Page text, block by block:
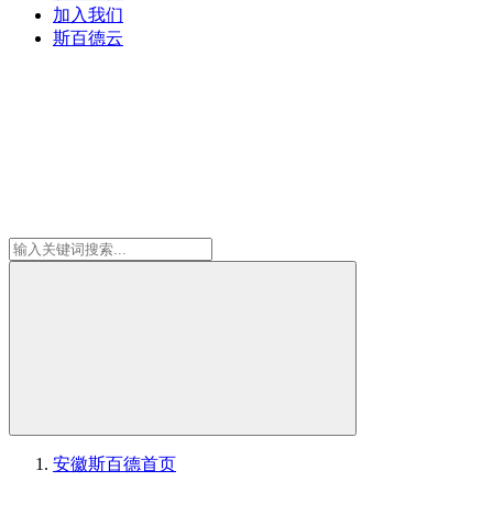
加入我们
斯百德云
安徽斯百德首页